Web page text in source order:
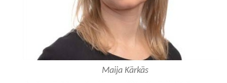
Maija Kärkäs